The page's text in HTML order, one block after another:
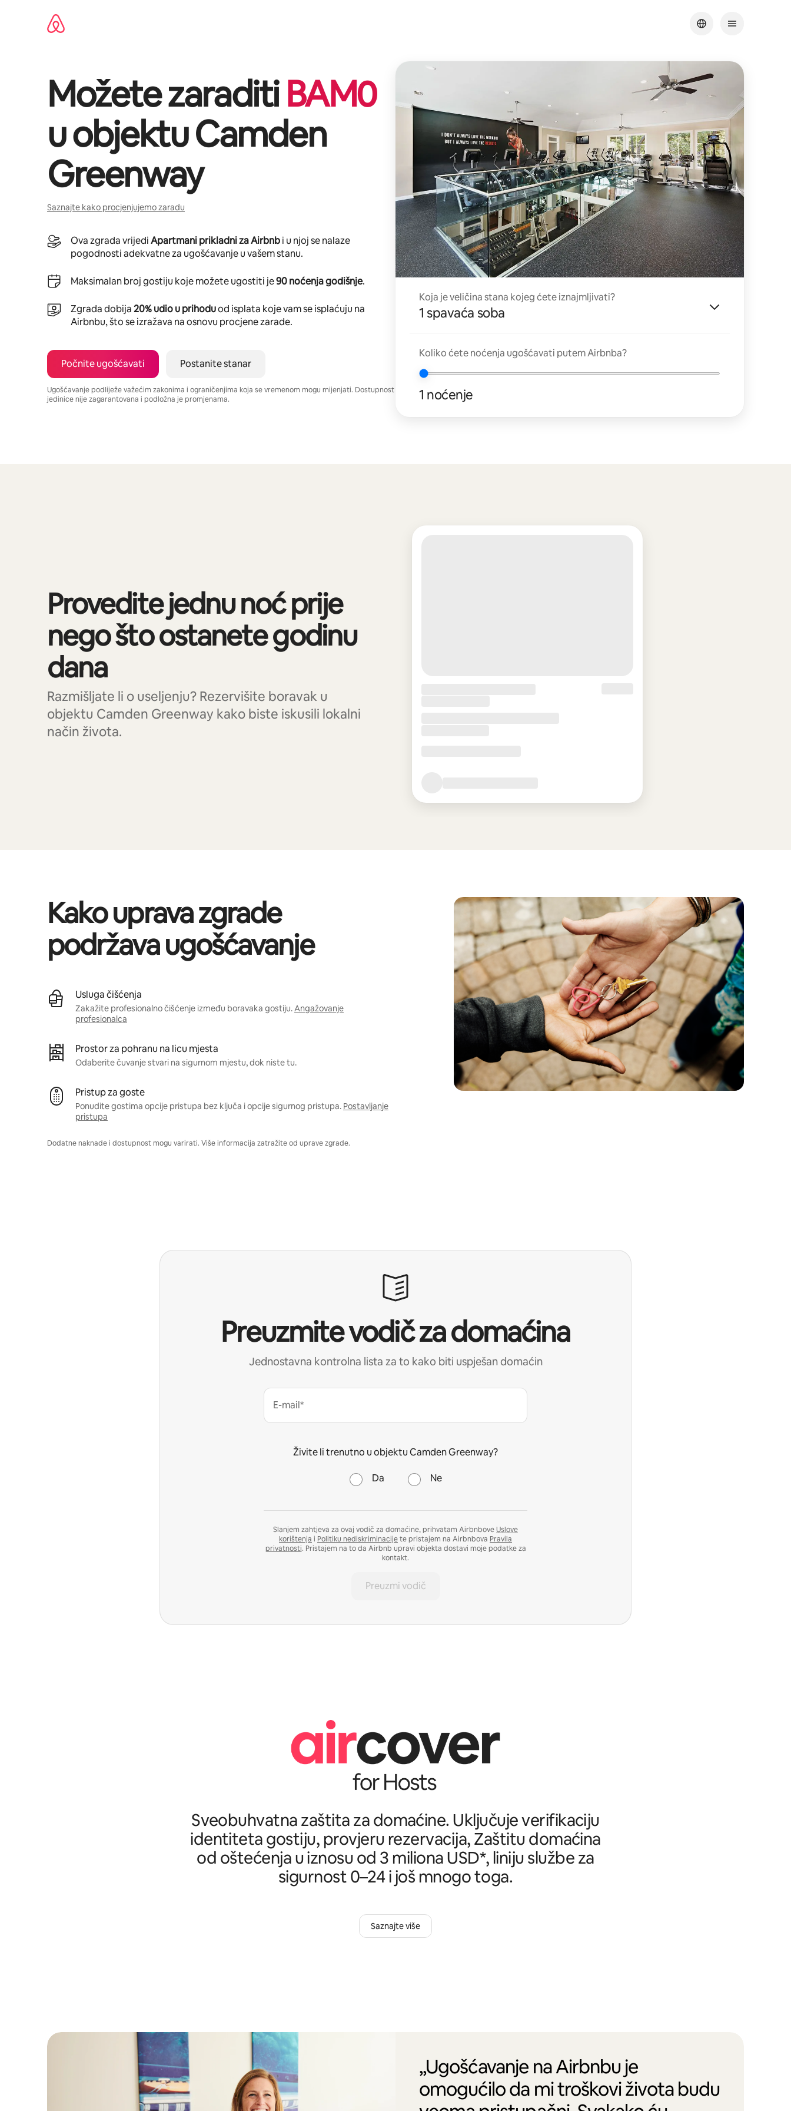
Možete zaraditiBAM0
u objektuCamden
Greenway
Saznajte kako procjenjujemo zaradu
Ova zgrada vrijediApartmani prikladni za Airbnbi u njoj se nalaze
pogodnosti adekvatne za ugošćavanje u vašem stanu.
Maksimalan broj gostiju koje možete ugostiti je90 noćenja godišnje.
Zgrada dobija20% udio u prihoduod isplata koje vam se isplaćuju na
Airbnbu, što se izražava na osnovu procjene zarade.
Počnite ugošćavati Postanite stanar
Ugošćavanje podliježe važećim zakonima i ograničenjima koja se vremenom mogu mijenjati. Dostupnost
jedinice nije zagarantovana i podložna je promjenama.
Koja je veličina stana kojeg ćete iznajmljivati?
1 spavaća soba
Koliko ćete noćenja ugošćavati putem Airbnba?
1 noćenje
Provedite jednu noć prije
nego što ostanete godinu
dana
Razmišljate li o useljenju? Rezervišite boravak u
objektu Camden Greenway kako biste iskusili lokalni
način života.
Kako uprava zgrade
podržava ugošćavanje
Usluga čišćenja
Zakažite profesionalno čišćenje između boravaka gostiju.Angažovanje
profesionalca
Prostor za pohranu na licu mjesta
Odaberite čuvanje stvari na sigurnom mjestu, dok niste tu.
Pristup za goste
Ponudite gostima opcije pristupa bez ključa i opcije sigurnog pristupa. Postavljanje
pristupa
Dodatne naknade i dostupnost mogu varirati. Više informacija zatražite od uprave zgrade.
Preuzmite vodič za domaćina
Jednostavna kontrolna lista za to kako biti uspješan domaćin
E-mail*
Živite li trenutno u objektu Camden Greenway?
Da Ne
Slanjem zahtjeva za ovaj vodič za domaćine, prihvatam AirbnboveUslove
korištenja i Politiku nediskriminacijete pristajem na Airbnbova Pravila
privatnosti. Pristajem na to da Airbnb upravi objekta dostavi moje podatke za
kontakt.
Preuzmi vodič
Sveobuhvatna zaštita za domaćine. Uključuje verifikaciju
identiteta gostiju, provjeru rezervacija, Zaštitu domaćina
od oštećenja u iznosu od 3 miliona USD*, liniju službe za
sigurnost 0–24 i još mnogo toga.
Saznajte više
„Ugošćavanje na Airbnbu je
omogućilo da mi troškovi života budu